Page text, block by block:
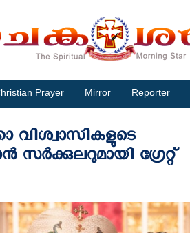
Prayer Mirror Reporter
വിശ്വാസികളുടെ
സർക്കുലറുമായി ഗ്രേറ്റ്